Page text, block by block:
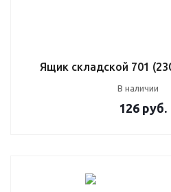
Ящик складской 701
В наличии
126 руб.